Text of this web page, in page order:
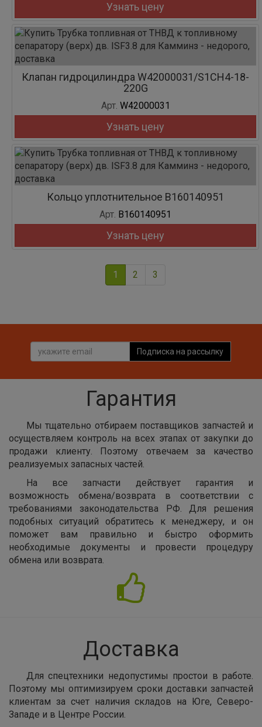
Узнать цену
Клапан гидроцилиндра W42000031/S1CH4-18-
220G
Арт. W42000031
Узнать цену
Кольцо уплотнительное B160140951
Арт. B160140951
Узнать цену
1 2 3
Подписка на рассылку
Гарантия
Мы тщательно отбираем поставщиков запчастей и
осуществляем контроль на всех этапах от закупки до
продажи клиенту. Поэтому отвечаем за качество
реализуемых запасных частей.
На все запчасти действует гарантия и
возможность обмена/возврата в соответствии с
требованиями законодательства РФ. Для решения
подобных ситуаций обратитесь к менеджеру, и он
поможет вам правильно и быстро оформить
необходимые документы и провести процедуру
обмена или возврата.
Доставка
Для спецтехники недопустимы простои в работе.
Поэтому мы оптимизируем сроки доставки запчастей
клиентам за счет наличия складов на Юге, Северо-
Западе и в Центре России.